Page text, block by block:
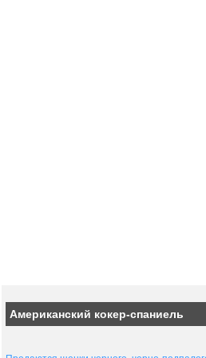
Американский кокер-спаниель